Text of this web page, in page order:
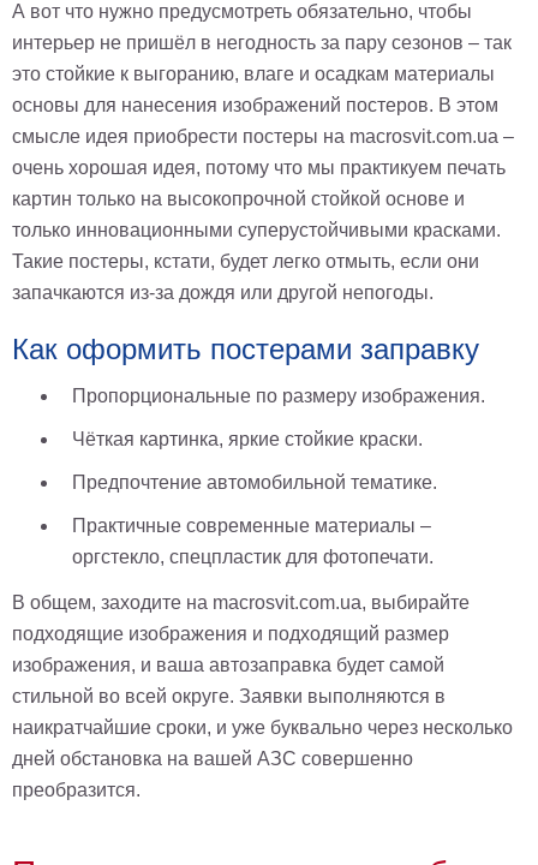
Абстракция
комнату
Айвазовский
детскую
Винчи
В
ресторан
Замки
Цветы
Натюрморт
кухню
Море
Старинные
карты
ванную
Уорхолл
Городские
пейзажи
зал
А вот что нужно предусмотреть обязательно, чтобы
интерьер не пришёл в негодность за пару сезонов – так
это стойкие к выгоранию, влаге и осадкам материалы
основы для нанесения изображений постеров. В этом
смысле идея приобрести постеры на macrosvit.com.ua –
очень хорошая идея, потому что мы практикуем печать
картин только на высокопрочной стойкой основе и
только инновационными суперустойчивыми красками.
Такие постеры, кстати, будет легко отмыть, если они
запачкаются из-за дождя или другой непогоды.
Как оформить постерами заправку
Пропорциональные по размеру изображения.
Чёткая картинка, яркие стойкие краски.
Предпочтение автомобильной тематике.
Практичные современные материалы –
оргстекло, спецпластик для фотопечати.
В общем, заходите на macrosvit.com.ua, выбирайте
подходящие изображения и подходящий размер
изображения, и ваша автозаправка будет самой
стильной во всей округе. Заявки выполняются в
наикратчайшие сроки, и уже буквально через несколько
дней обстановка на вашей АЗС совершенно
преобразится.